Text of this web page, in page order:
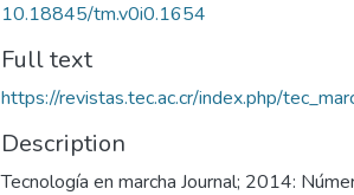
10.18845/tm.v0i0.1654
Full text
https://revistas.tec.ac.cr/index.php/
Description
Tecnología en marcha Journal; 2014: